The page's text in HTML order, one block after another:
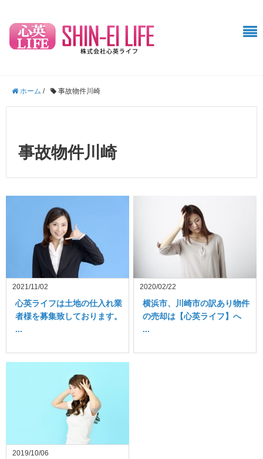
ホーム / 事故物件川崎
事故物件川崎
2021/11/02
心英ライフは土地の仕入れ業
者様を募集致しております。
...
2020/02/22
横浜市、川崎市の訳あり物件
の売却は【心英ライフ】へ
...
2019/10/06